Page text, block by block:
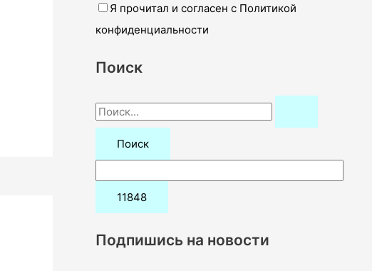
Я прочитал и согласен с Политикой
конфиденциальности
Поиск
П
о
:
Подпишись на новости